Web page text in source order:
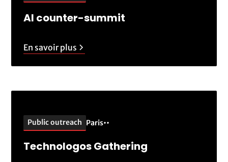
AI counter-summit
En savoir plus
Public outreach Paris••
Technologos Gathering